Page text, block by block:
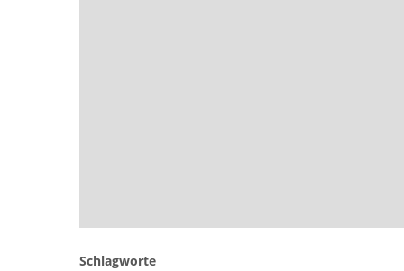
Schlagworte